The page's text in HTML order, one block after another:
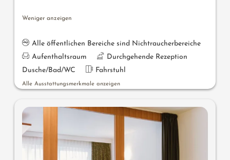
Weniger anzeigen
Alle öffentlichen Bereiche sind Nichtraucherbereiche
Aufenthaltsraum
Durchgehende Rezeption
Dusche/Bad/WC
Fahrstuhl
Alle Ausstattungsmerkmale anzeigen